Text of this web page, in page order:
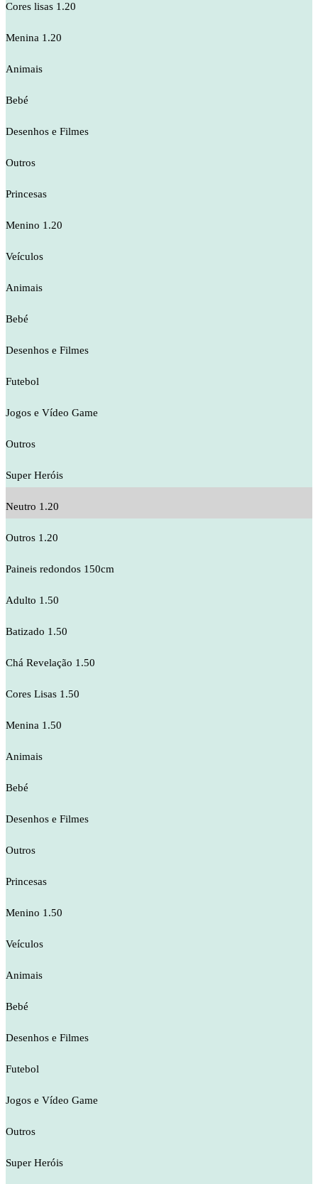
Cores lisas 1.20
Menina 1.20
Animais
Bebé
Desenhos e Filmes
Outros
Princesas
Menino 1.20
Veículos
Animais
Bebé
Desenhos e Filmes
Futebol
Jogos e Vídeo Game
Outros
Super Heróis
Neutro 1.20
Outros 1.20
Paineis redondos 150cm
Adulto 1.50
Batizado 1.50
Chá Revelação 1.50
Cores Lisas 1.50
Menina 1.50
Animais
Bebé
Desenhos e Filmes
Outros
Princesas
Menino 1.50
Veículos
Animais
Bebé
Desenhos e Filmes
Futebol
Jogos e Vídeo Game
Outros
Super Heróis